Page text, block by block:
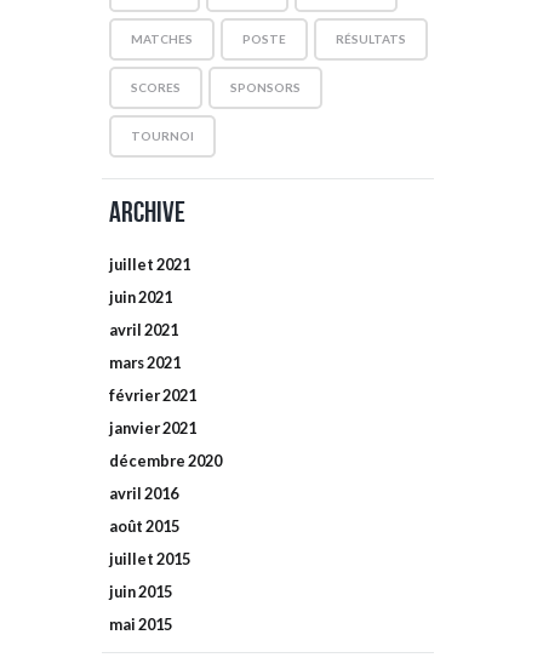
MATCHES POSTE RÉSULTATS
SCORES SPONSORS
TOURNOI
Archive
juillet2021
juin2021
avril2021
mars2021
février2021
janvier2021
décembre2020
avril2016
août2015
juillet2015
juin2015
mai2015